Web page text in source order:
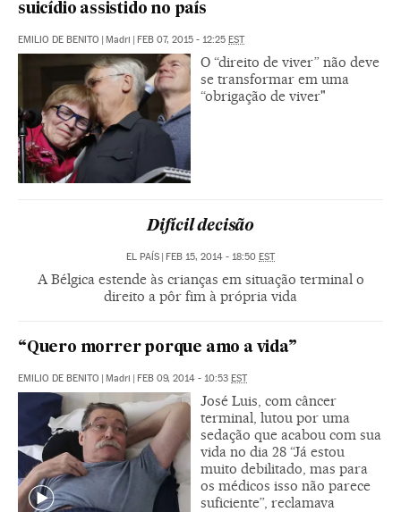
suicídio assistido no país
EMILIO DE BENITO | Madri | FEB 07, 2015 - 12:25 EST
O “direito de viver” não deve
se transformar em uma
“obrigação de viver"
Difícil decisão
EL PAÍS | FEB 15, 2014 - 18:50 EST
A Bélgica estende às crianças em situação terminal o
direito a pôr fim à própria vida
“Quero morrer porque amo a vida”
EMILIO DE BENITO | Madri | FEB 09, 2014 - 10:53 EST
José Luis, com câncer
terminal, lutou por uma
sedação que acabou com sua
vida no dia 28 “Já estou
muito debilitado, mas para
os médicos isso não parece
suficiente”, reclamava